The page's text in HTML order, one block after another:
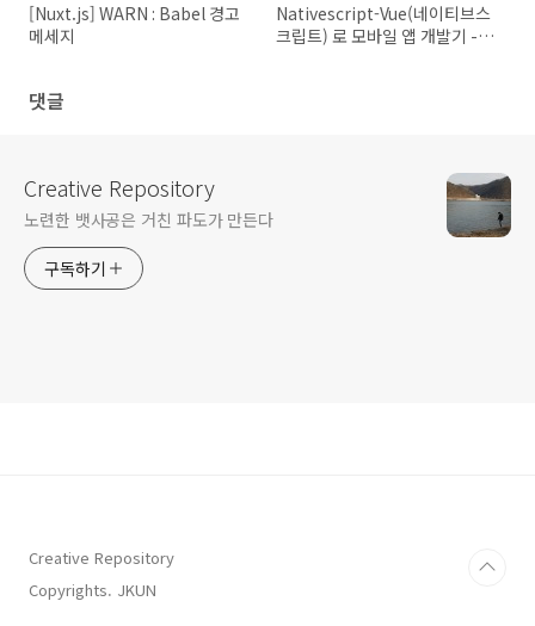
[Nuxt.js] WARN : Babel 경고
메세지
Nativescript-Vue(네이티브스
크립트) 로 모바일 앱 개발기 - 1
댓글
Creative Repository
노련한 뱃사공은 거친 파도가 만든다
구독하기
Creative Repository
Copyrights. JKUN